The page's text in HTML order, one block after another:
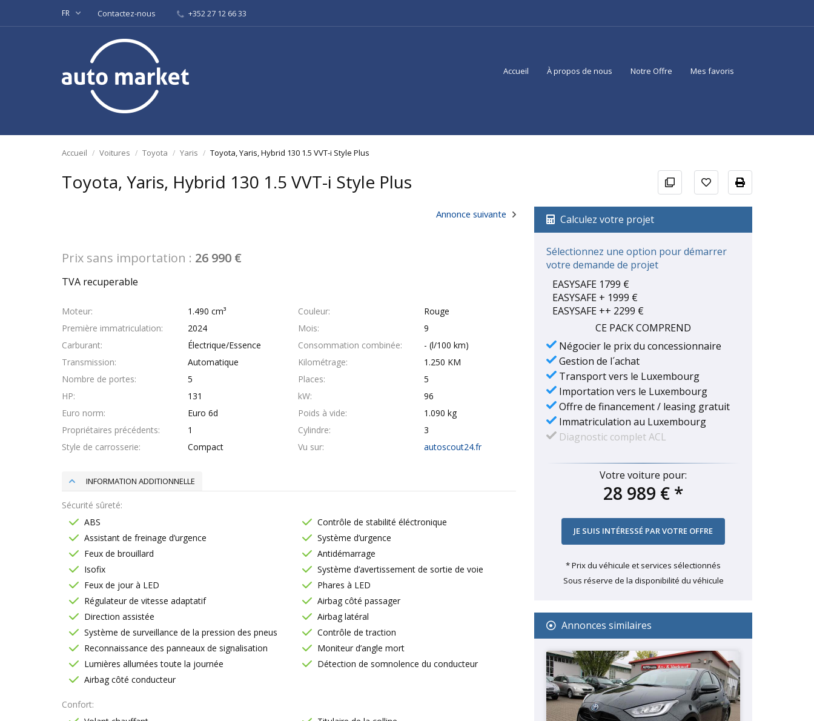
FR Contactez-nous +352 27 12 66 33
Accueil À propos de nous Notre Offre Mes favoris
Accueil Voitures Toyota Yaris Toyota, Yaris, Hybrid 130 1.5 VVT-i Style Plus
Toyota, Yaris, Hybrid 130 1.5 VVT-i Style Plus
Calculez votre projet
Sélectionnez une option pour démarrer
votre demande de projet
EASYSAFE 1799 €
EASYSAFE + 1999 €
EASYSAFE ++ 2299 €
CE PACK COMPREND
Négocier le prix du concessionnaire
Gestion de l´achat
Transport vers le Luxembourg
Importation vers le Luxembourg
Offre de financement / leasing gratuit
Immatriculation au Luxembourg
Diagnostic complet ACL
Votre voiture pour:
28 989 € *
* Prix du véhicule et services sélectionnés
Sous réserve de la disponibilité du véhicule
Annonces similaires
Annonce suivante
Prix sans importation : 26 990 €
TVA recuperable
Moteur 1.490 cm³ Couleur
Rouge
Première immatriculation
2024 Mois
9
Carburant
Électrique/Essence Consommation combinée
- (l/100 km)
Transmission
Automatique Kilométrage
1.250 KM
Nombre de portes
5 Places
5
HP
131 kW
96
Euro norm
Euro 6d Poids à vide
1.090 kg
Propriétaires précédents
1 Cylindre
3
Style de carrosserie
Compact Vu sur autoscout24.fr
INFORMATION ADDITIONNELLE
Sécurité sûreté
ABS
Contrôle de stabilité éléctronique
Assistant de freinage d’urgence
Système d’urgence
Feux de brouillard
Antidémarrage
Isofix
Système d’avertissement de sortie de voie
Feux de jour à LED
Phares à LED
Régulateur de vitesse adaptatif
Airbag côté passager
Direction assistée
Airbag latéral
Système de surveillance de la pression des pneus
Contrôle de traction
Reconnaissance des panneaux de signalisation
Moniteur d’angle mort
Lumières allumées toute la journée
Détection de somnolence du conducteur
Airbag côté conducteur
Confort